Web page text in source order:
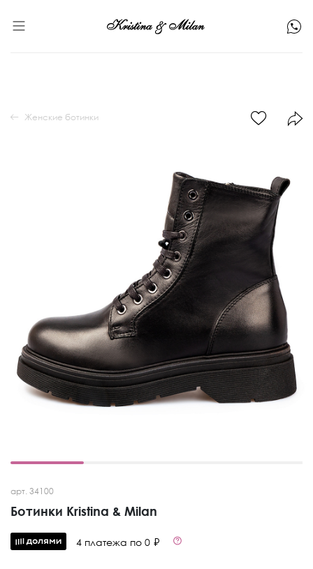
арт. 34100
Ботинки Kristina & Milan
4 платежа по 0 ₽
Женские ботинки